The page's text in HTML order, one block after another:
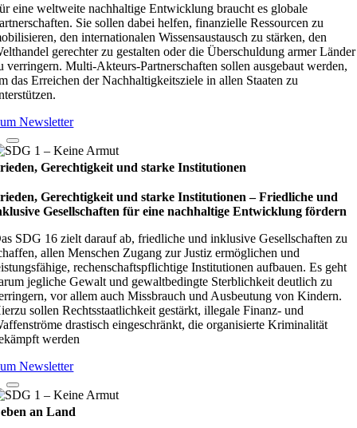
eine weltweite nachhaltige Entwicklung braucht es globale
Sie sollen dabei helfen, finanzielle Ressourcen zu
den internationalen Wissensaustausch zu stärken, den
gerechter zu gestalten oder die Überschuldung armer Länder
verringern. Multi-Akteurs-Partnerschaften sollen ausgebaut werden,
das Erreichen der Nachhaltigkeitsziele in allen Staaten zu
Newsletter
Gerechtigkeit und starke Institutionen
Gerechtigkeit und starke Institutionen – Fried­li­che und
Gesell­schaf­ten für eine nach­hal­tige Ent­wick­lung för­dern
SDG 16 zielt darauf ab, friedliche und inklusive Gesellschaften zu
allen Menschen Zugang zur Justiz ermöglichen und
rechenschaftspflichtige Institutionen aufbauen. Es geht
jegliche Gewalt und gewaltbedingte Sterblichkeit deutlich zu
vor allem auch Missbrauch und Ausbeutung von Kindern.
sollen Rechtsstaatlichkeit gestärkt, illegale Finanz- und
drastisch eingeschränkt, die organisierte Kriminalität
werden
Newsletter
an Land